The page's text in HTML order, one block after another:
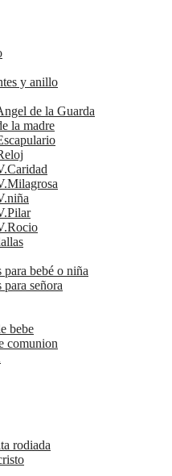
y anillo
de la Guarda
la madre
para bebé o niña
para señora
bebe
comunion
rodiada